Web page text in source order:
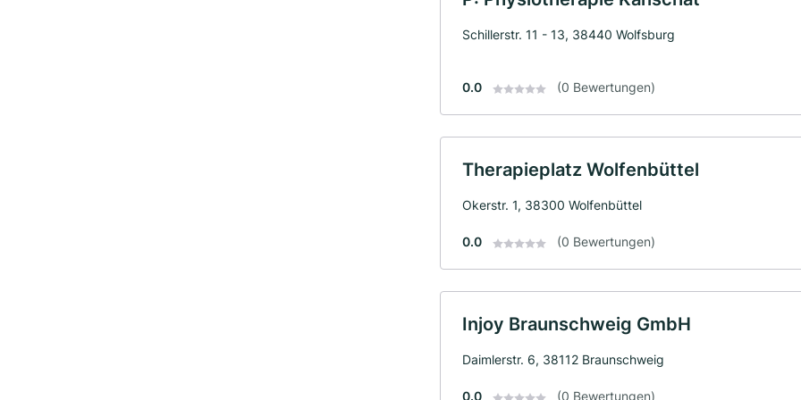
Schillerstr. 11 - 13, 38440 Wolfsburg
0.0 (0 Bewertungen)
Therapieplatz Wolfenbüttel
Okerstr. 1, 38300 Wolfenbüttel
0.0 (0 Bewertungen)
Injoy Braunschweig GmbH
Daimlerstr. 6, 38112 Braunschweig
0.0 (0 Bewertungen)